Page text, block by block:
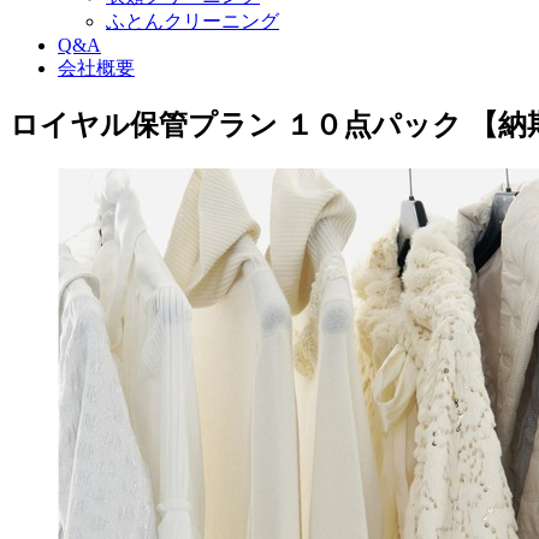
ふとんクリーニング
Q&A
会社概要
ロイヤル保管プラン １０点パック 【納